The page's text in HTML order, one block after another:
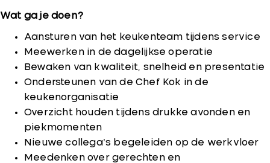
Wat ga je doen?
Aansturen van het keukenteam tijdens service
Meewerken in de dagelijkse operatie
Bewaken van kwaliteit, snelheid en presentatie
Ondersteunen van de Chef Kok in de
keukenorganisatie
Overzicht houden tijdens drukke avonden en
piekmomenten
Nieuwe collega’s begeleiden op de werkvloer
Meedenken over gerechten en